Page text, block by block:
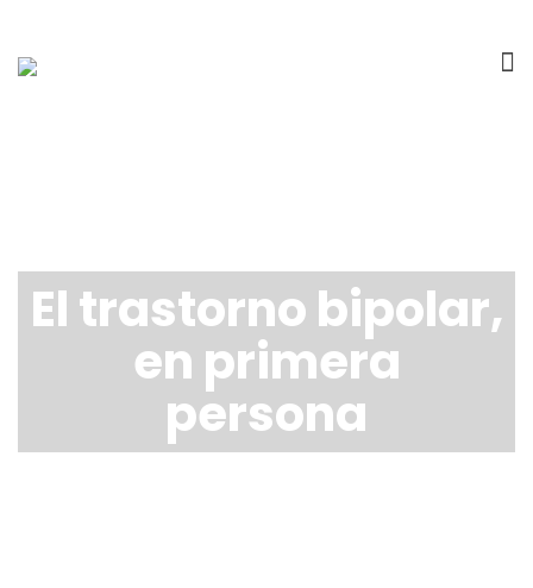
El trastorno bipolar,
en primera
persona